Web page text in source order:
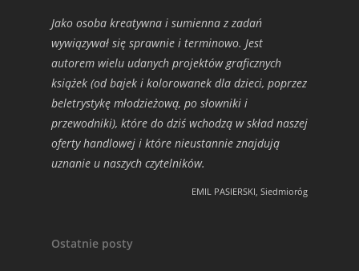
Jako osoba kreatywna i sumienna z zadań
wywiązywał się sprawnie i terminowo. Jest
autorem wielu udanych projektów graficznych
książek (od bajek i kolorowanek dla dzieci, poprzez
beletrystykę młodzieżową, po słowniki i
przewodniki), które do dziś wchodzą w skład naszej
oferty handlowej i które nieustannie znajdują
uznanie u naszych czytelników.
EMIL PASIERSKI, Siedmioróg
Ostatnie posty